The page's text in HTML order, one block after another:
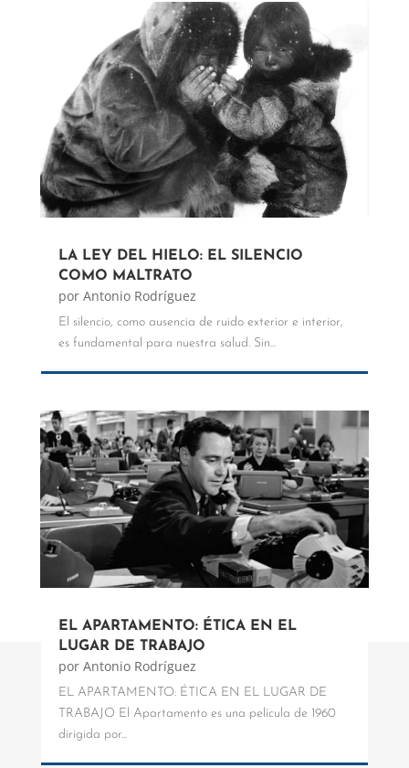
LA LEY DEL HIELO: EL SILENCIO
COMO MALTRATO
por Antonio Rodríguez
El silencio, como ausencia de ruido exterior e interior,
es fundamental para nuestra salud. Sin...
EL APARTAMENTO: ÉTICA EN EL
LUGAR DE TRABAJO
por Antonio Rodríguez
EL APARTAMENTO: ÉTICA EN EL LUGAR DE
TRABAJO El Apartamento es una película de 1960
dirigida por...